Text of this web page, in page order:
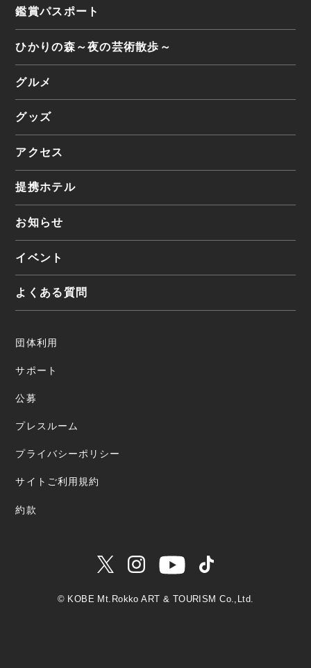
鑑賞パスポート
ひかりの森 ～夜の芸術散歩～
グルメ
グッズ
アクセス
提携ホテル
お知らせ
イベント
よくある質問
団体利用
サポート
公募
プレスルーム
プライバシーポリシー
サイトご利用規約
約款
© KOBE Mt.Rokko ART & TOURISM Co.,Ltd.